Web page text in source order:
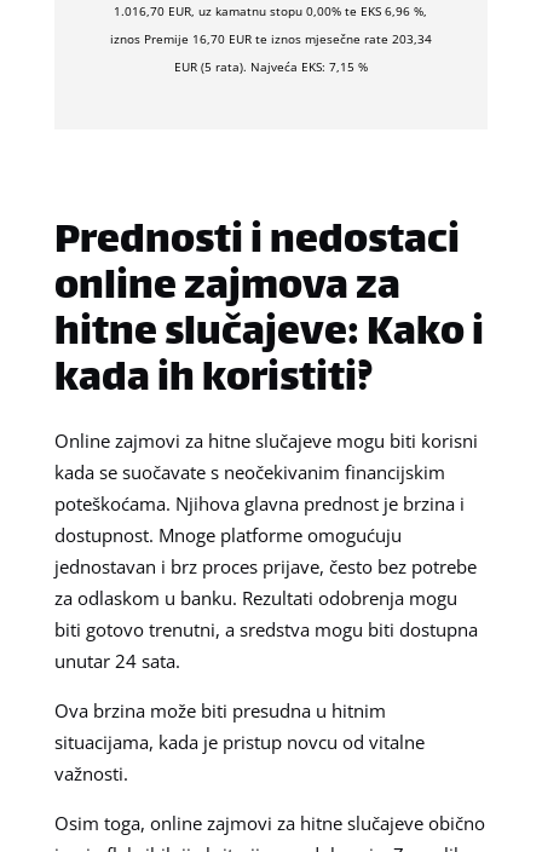
1.016,70 EUR, uz kamatnu stopu 0,00% te EKS 6,96 %,
iznos Premije 16,70 EUR te iznos mjesečne rate 203,34
EUR (5 rata). Najveća EKS: 7,15 %
Prednosti i nedostaci
online zajmova za
hitne slučajeve: Kako i
kada ih koristiti?
Online zajmovi za hitne slučajeve mogu biti korisni
kada se suočavate s neočekivanim financijskim
poteškoćama. Njihova glavna prednost je brzina i
dostupnost. Mnoge platforme omogućuju
jednostavan i brz proces prijave, često bez potrebe
za odlaskom u banku. Rezultati odobrenja mogu
biti gotovo trenutni, a sredstva mogu biti dostupna
unutar 24 sata.
Ova brzina može biti presudna u hitnim
situacijama, kada je pristup novcu od vitalne
važnosti.
Osim toga, online zajmovi za hitne slučajeve obično